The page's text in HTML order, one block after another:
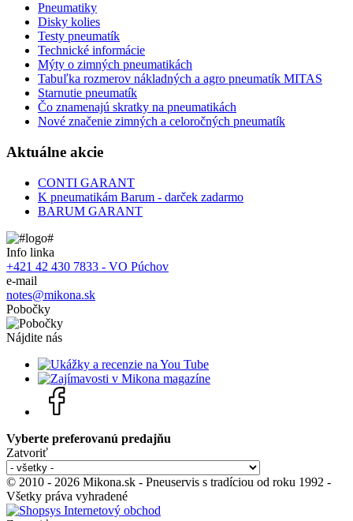
Pneumatiky
Disky kolies
Testy pneumatík
Technické informácie
Mýty o zimných pneumatikách
Tabuľka rozmerov nákladných a agro pneumatík MITAS
Starnutie pneumatík
Čo znamenajú skratky na pneumatikách
Nové značenie zimných a celoročných pneumatík
Aktuálne akcie
CONTI GARANT
K pneumatikám Barum - darček zadarmo
BARUM GARANT
Info linka
+421 42 430 7833 - VO Púchov
e-mail
notes@mikona.sk
Pobočky
Nájdite nás
Vyberte preferovanú predajňu
Zatvoriť
© 2010 - 2026 Mikona.sk - Pneuservis s tradíciou od roku 1992 -
Všetky práva vyhradené